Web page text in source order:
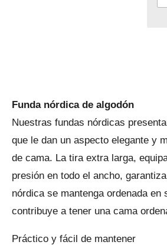
Funda nórdica de algodón
Nuestras fundas nórdicas
que le dan un aspecto elegante y
de cama. La tira extra larga,
presión en todo el ancho,
nórdica se mantenga ordenada en
contribuye a tener una cama
Práctico y fácil de mantener